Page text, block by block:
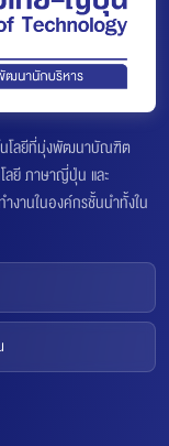
นโลยีที่มุ่งพัฒนาบัณฑิต
ลยี ภาษาญี่ปุ่น และ
งานในองค์กรชั้นนำทั้งใน